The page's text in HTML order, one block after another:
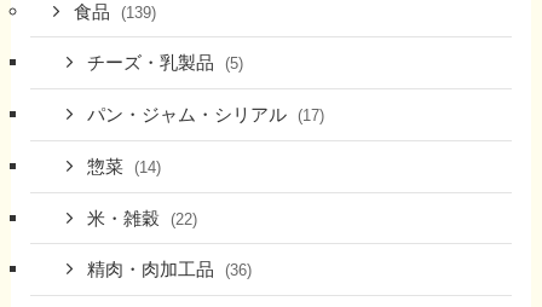
食品 (139)
チーズ・乳製品 (5)
パン・ジャム・シリアル (17)
惣菜 (14)
米・雑穀 (22)
精肉・肉加工品 (36)